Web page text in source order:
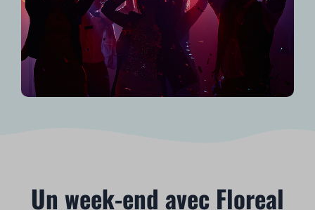
Un week-end avec Floreal